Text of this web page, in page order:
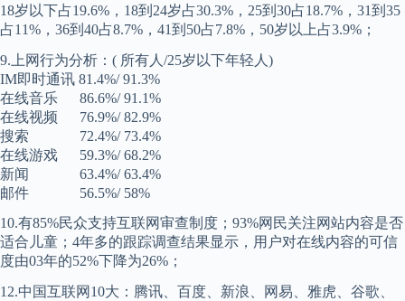
18岁以下占19.6%，18到24岁占30.3%，25到30占18.7%，31到35
占11%，36到40占8.7%，41到50占7.8%，50岁以上占3.9%；
9.上网行为分析：( 所有人/25岁以下年轻人)
IM即时通讯 81.4%/ 91.3%
在线音乐 86.6%/ 91.1%
在线视频 76.9%/ 82.9%
搜索 72.4%/ 73.4%
在线游戏 59.3%/ 68.2%
新闻 63.4%/ 63.4%
邮件 56.5%/ 58%
10.有85%民众支持互联网审查制度；93%网民关注网站内容是否
适合儿童；4年多的跟踪调查结果显示，用户对在线内容的可信
度由03年的52%下降为26%；
12.中国互联网10大：腾讯、百度、新浪、网易、雅虎、谷歌、